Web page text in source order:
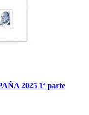
2025 1ª parte